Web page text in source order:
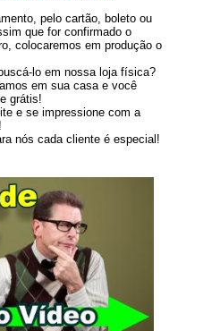
pelo cartão, boleto ou
que for confirmado o
colocaremos em produção o
lo em nossa loja física?
em sua casa e você
grátis!
e se impressione com a
nós cada cliente é especial!